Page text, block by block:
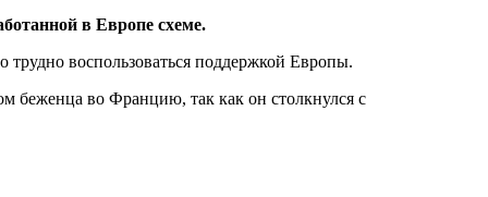
в Европе схеме.
воспользоваться поддержкой Европы.
беженца во Францию, так как он столкнулся с